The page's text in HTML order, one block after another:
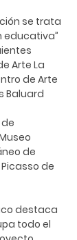
se trata
Arte La
de Arte
Baluard
de
de
destaca
todo el